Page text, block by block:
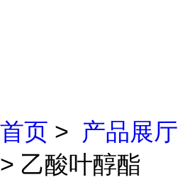
首页 > 产品展厅
> 乙酸叶醇酯